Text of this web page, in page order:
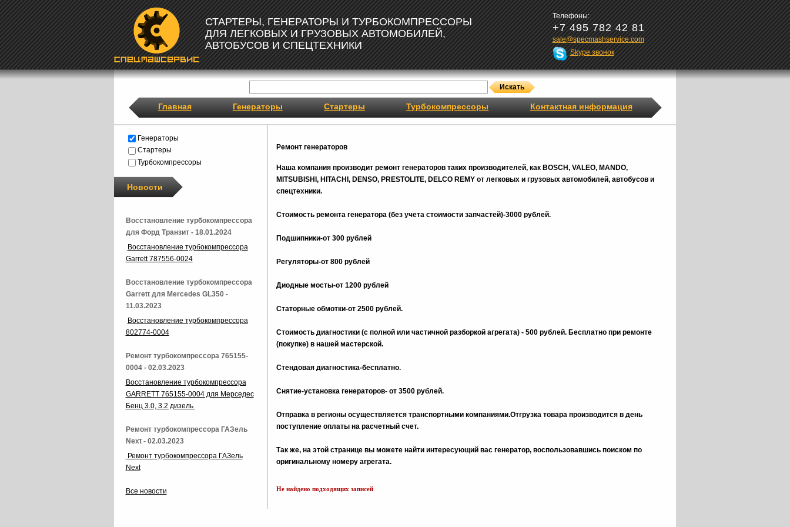
СТАРТЕРЫ, ГЕНЕРАТОРЫ И ТУРБОКОМПРЕССОРЫ
ДЛЯ ЛЕГКОВЫХ И ГРУЗОВЫХ АВТОМОБИЛЕЙ,
АВТОБУСОВ И СПЕЦТЕХНИКИ
Телефоны:
+7 495 782 42 81
sale@specmashservice.com
Skype звонок
Главная Генераторы Стартеры Турбокомпрессоры Контактная информация
Ремонт генераторов
Наша компания производит ремонт генераторов таких производителей, как BOSCH, VALEO, MANDO,
MITSUBISHI, HITACHI, DENSO, PRESTOLITE, DELCO REMY от легковых и грузовых автомобилей, автобусов и
спецтехники.
Стоимость ремонта генератора (без учета стоимости запчастей)-3000 рублей.
Подшипники-от 300 рублей
Регуляторы-от 800 рублей
Диодные мосты-от 1200 рублей
Статорные обмотки-от 2500 рублей.
Стоимость диагностики (с полной или частичной разборкой агрегата) - 500 рублей. Бесплатно при ремонте
(покупке) в нашей мастерской.
Стендовая диагностика-бесплатно.
Снятие-установка генераторов- от 3500 рублей.
Отправка в регионы осуществляется транспортными компаниями.Отгрузка товара производится в день
поступление оплаты на расчетный счет.
Так же, на этой странице вы можете найти интересующий вас генератор, воспользовавшись поиском по
оригинальному номеру агрегата.
Не найдено подходящих записей
Генераторы
Стартеры
Турбокомпрессоры
Новости
Восстановление турбокомпрессора
для Форд Транзит - 18.01.2024
Восстановление турбокомпрессора
Garrett 787556-0024
Восстановление турбокомпрессора
Garrett для Mercedes GL350 -
11.03.2023
Восстановление турбокомпрессора
802774-0004
Ремонт турбокомпрессора 765155-
0004 - 02.03.2023
Восстановление турбокомпрессора
GARRETT 765155-0004 для Мерседес
Бенц 3.0, 3.2 дизель
Ремонт турбокомпрессора ГАЗель
Next - 02.03.2023
Ремонт турбокомпрессора ГАЗель
Next
Все новости